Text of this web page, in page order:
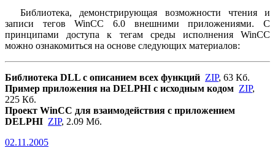
Библиотека, демонстрирующая возможности чтения и
записи тегов WinCC 6.0 внешними приложениями. C
принципами доступа к тегам среды исполнения WinCC
можно ознакомиться на основе следующих материалов:
Библиотека DLL с описанием всех функций ZIP, 63 Кб.
Пример приложения на DELPHI с исходным кодом ZIP,
225 Кб.
Проект WinCC для взаимодействия с приложением
DELPHI ZIP, 2.09 Мб.
02.11.2005